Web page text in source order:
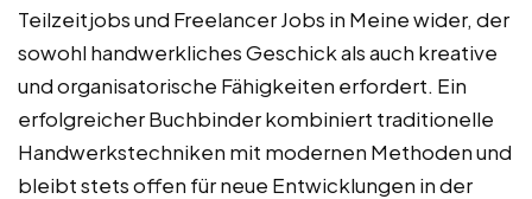
Teilzeitjobs und Freelancer Jobs in Meine wider, der
sowohl handwerkliches Geschick als auch kreative
und organisatorische Fähigkeiten erfordert. Ein
erfolgreicher Buchbinder kombiniert traditionelle
Handwerkstechniken mit modernen Methoden und
bleibt stets offen für neue Entwicklungen in der